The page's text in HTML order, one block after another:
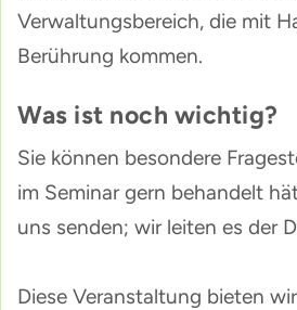
Verwaltungsbereich, die mit
Berührung kommen.
Was ist noch wichtig?
Sie können besondere
im Seminar gern behandelt
uns senden; wir leiten es der
Diese Veranstaltung bieten